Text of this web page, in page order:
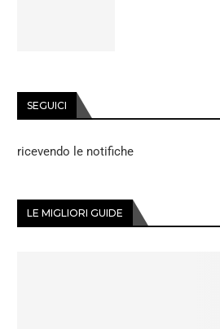
SEGUICI
ricevendo le notifiche
LE MIGLIORI GUIDE